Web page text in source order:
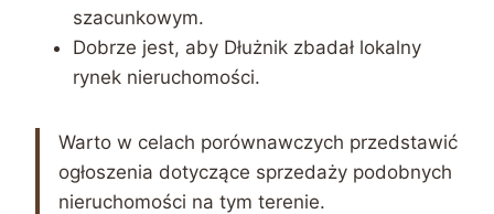
szacunkowym.
Dobrze jest, aby Dłużnik zbadał lokalny
rynek nieruchomości.
Warto w celach porównawczych przedstawić
ogłoszenia dotyczące sprzedaży podobnych
nieruchomości na tym terenie.